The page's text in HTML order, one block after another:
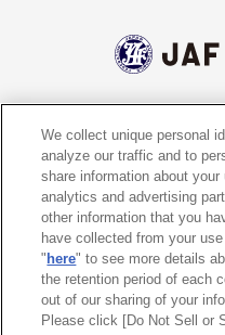
個人情報保護方針
サイトポリシー
特定商取引法に基づく表示
Do Not Sell or Share My Personal
Information
We collect unique personal
analyze our traffic and to
share information about
analytics and advertising
other information that you
have collected from your
" here" to see more details
the retention period of each
out of our sharing of your
Please click [Do Not Sell or